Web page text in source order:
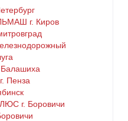
г. Киров
Пенза
г. Боровичи